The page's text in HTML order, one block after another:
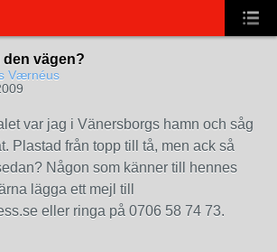
den vägen?
Værnéus
var jag i Vänersborgs hamn och såg
Plastad från topp till tå, men ack så
Någon som känner till hennes
lägga ett mejl till
eller ringa på 0706 58 74 73.